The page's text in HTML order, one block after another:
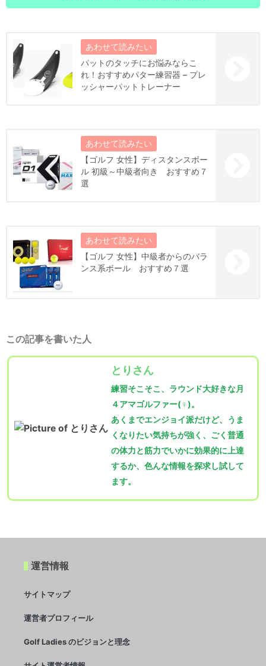
パットのタッチにお悩みならこ
れ！おすすめパター練習器 – プレ
ッシャーパットトレーナー
【ゴルフ 女性】ディスタンスボー
ル 初級～中級者向き おすすめ７
選
【ゴルフ 女性】中級者からのバラ
ンス系ボール おすすめ７選
この記事を書いた人
とりさん
練習そこそこ、ラウンド大好きな月
４アマゴルファー(♀)。
あくまでエンジョイ派だけど、うま
くなりたい気持ちが強く、ごく普通
の体力と筋力でいかに効果的に上達
するか、色んな情報を探求し試して
ます。
運営情報
サイトマップ
運営者プロフィール
Golf Ladies のビジョンと理念